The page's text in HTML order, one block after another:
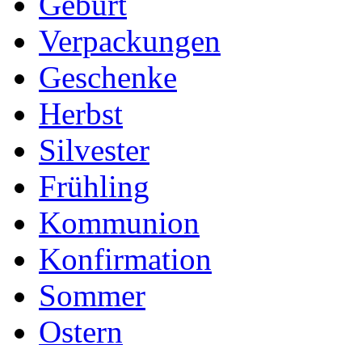
Verpackungen
Geschenke
Herbst
Silvester
Frühling
Kommunion
Konfirmation
Sommer
Ostern